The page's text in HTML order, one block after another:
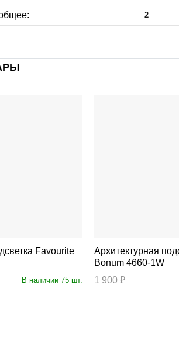
2
Favourite
В наличии 75 шт.
Архитектурная подсветка
Bonum 4660-1W
1 900 ₽